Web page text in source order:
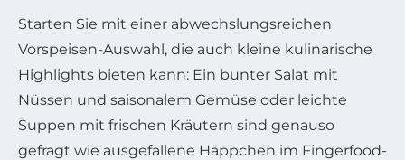
Starten Sie mit einer abwechslungsreichen
Vorspeisen-Auswahl, die auch kleine kulinarische
Highlights bieten kann: Ein bunter Salat mit
Nüssen und saisonalem Gemüse oder leichte
Suppen mit frischen Kräutern sind genauso
gefragt wie ausgefallene Häppchen im Fingerfood-